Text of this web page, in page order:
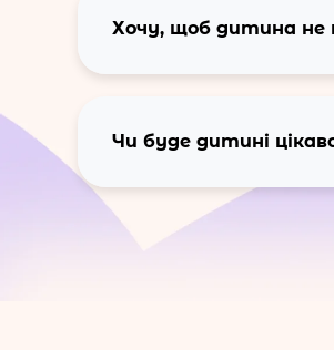
Хочу, щоб дитина не
Чи буде дитині